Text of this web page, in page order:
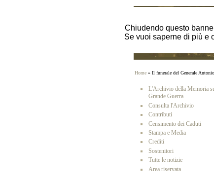
Chiudendo questo
Se vuoi saperne di più e
Home » Il funerale del Generale
L'Archivio della Memoria
Grande Guerra
Consulta l'Archivio
Contributi
Censimento dei Caduti
Stampa e Media
Crediti
Sostenitori
Tutte le notizie
Area riservata